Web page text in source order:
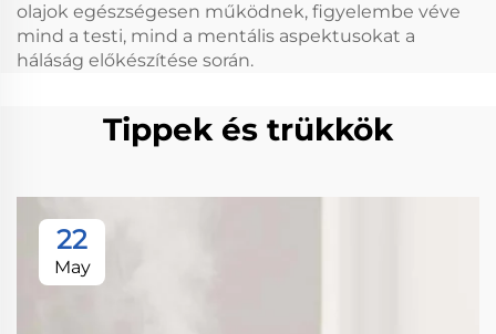
olajok egészségesen működnek, figyelembe véve
mind a testi, mind a mentális aspektusokat a
háláság előkészítése során.
Tippek és trükkök
22
May